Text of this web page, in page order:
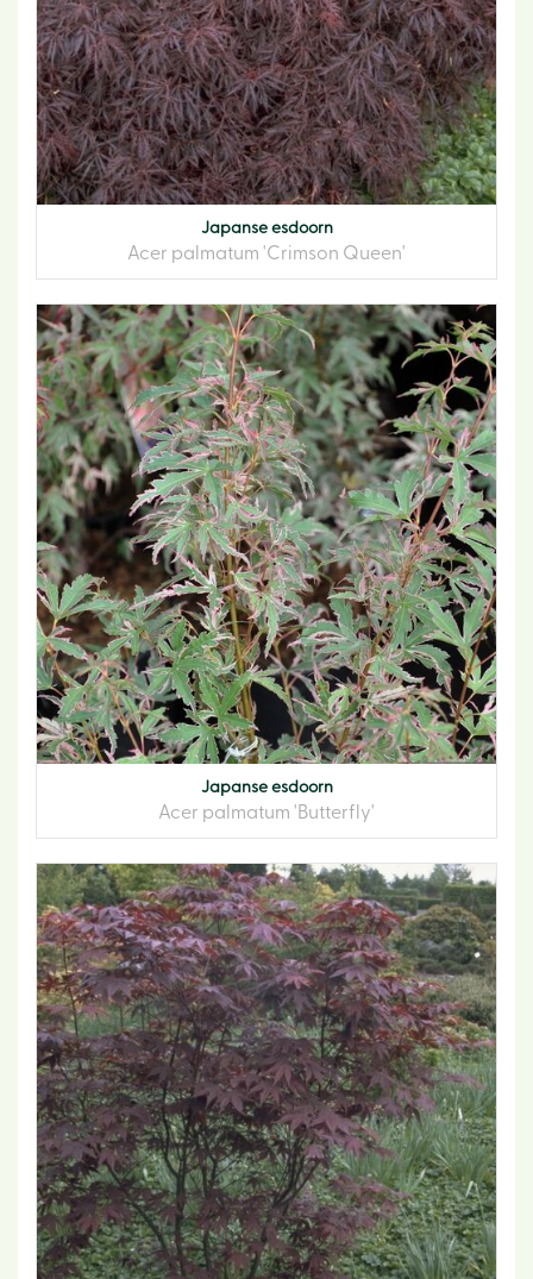
Japanse esdoorn
Acer palmatum 'Crimson Queen'
Japanse esdoorn
Acer palmatum 'Butterfly'